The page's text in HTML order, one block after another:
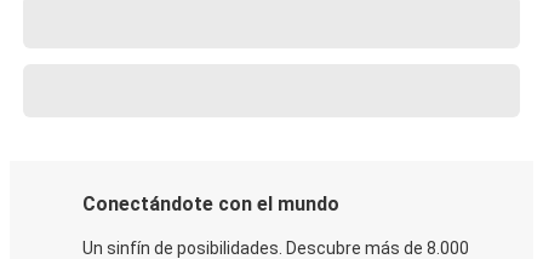
Conectándote con el mundo
Un sinfín de posibilidades. Descubre más de 8.000